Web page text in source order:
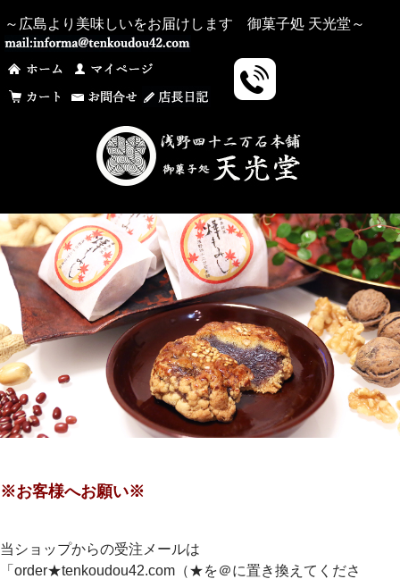
～広島より美味しいをお届けします 御菓子処 天光堂～
※お客様へお願い※
当ショップからの受注メールは
「order★tenkoudou42.com（★を＠に置き換えてくださ